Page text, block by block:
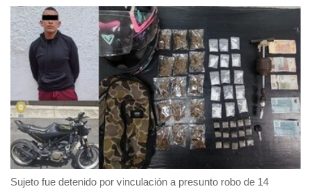
Sujeto fue detenido por vinculación a presunto robo de 14